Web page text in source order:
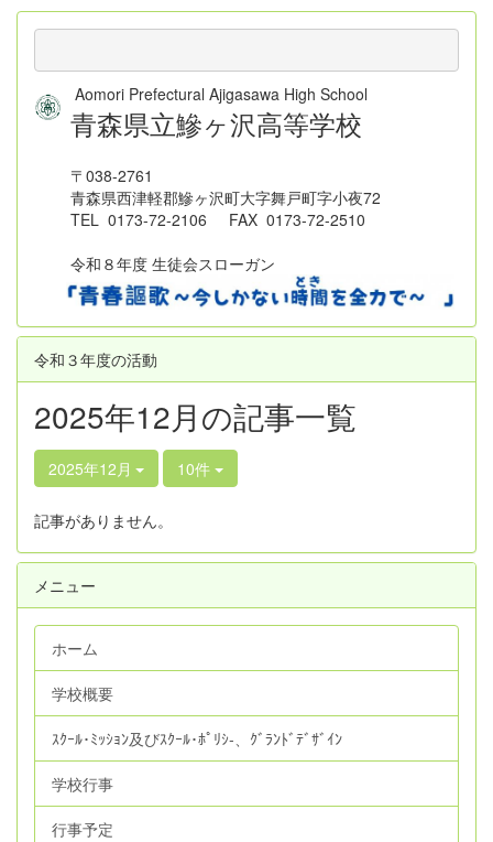
Aomori Prefectural Ajigasawa High School
青森県立鰺ヶ沢高等学校
〒038-2761
青森県西津軽郡鰺ヶ沢町大字舞戸町字小夜72
TEL 0173-72-2106 FAX 0173-72-2510
令和８年度 生徒会スローガン
令和３年度の活動
2025年12月の記事一覧
2025年12月 10件
記事がありません。
メニュー
ホーム
学校概要
ｽｸｰﾙ･ﾐｯｼｮﾝ及びｽｸｰﾙ･ﾎﾟﾘｼ‐、ｸﾞﾗﾝﾄﾞﾃﾞｻﾞｲﾝ
学校行事
行事予定